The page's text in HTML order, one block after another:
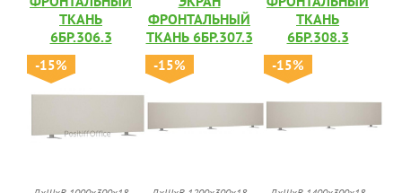
ТКАНЬ
6БР.306.3
-15%
ФРОНТАЛЬНЫЙ
ТКАНЬ 6БР.307.3
-15%
ТКАНЬ
6БР.308.3
-15%